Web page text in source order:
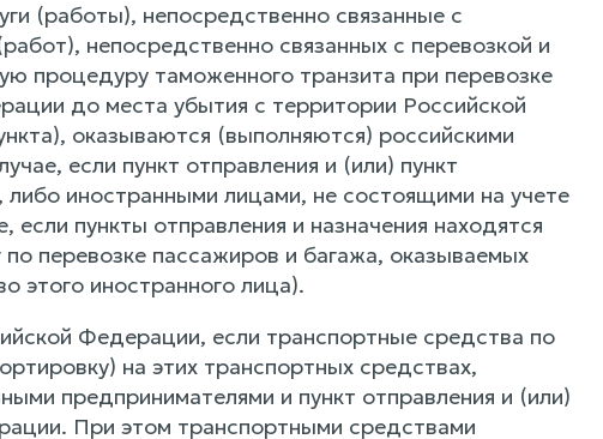
(работы), непосредственно связанные с
непосредственно связанных с перевозкой и
процедуру таможенного транзита при перевозке
до места убытия с территории Российской
оказываются (выполняются) российскими
если пункт отправления и (или) пункт
иностранными лицами, не состоящими на учете
если пункты отправления и назначения находятся
перевозке пассажиров и багажа, оказываемых
этого иностранного лица).
Федерации, если транспортные средства по
на этих транспортных средствах,
предпринимателями и пункт отправления и (или)
При этом транспортными средствами